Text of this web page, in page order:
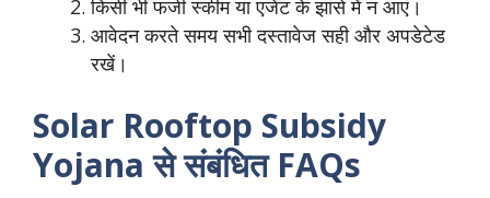
किसी भी फर्जी स्कीम या एजेंट के झांसे में न आएं।
आवेदन करते समय सभी दस्तावेज सही और अपडेटेड
रखें।
Solar Rooftop Subsidy
Yojana से संबंधित FAQs